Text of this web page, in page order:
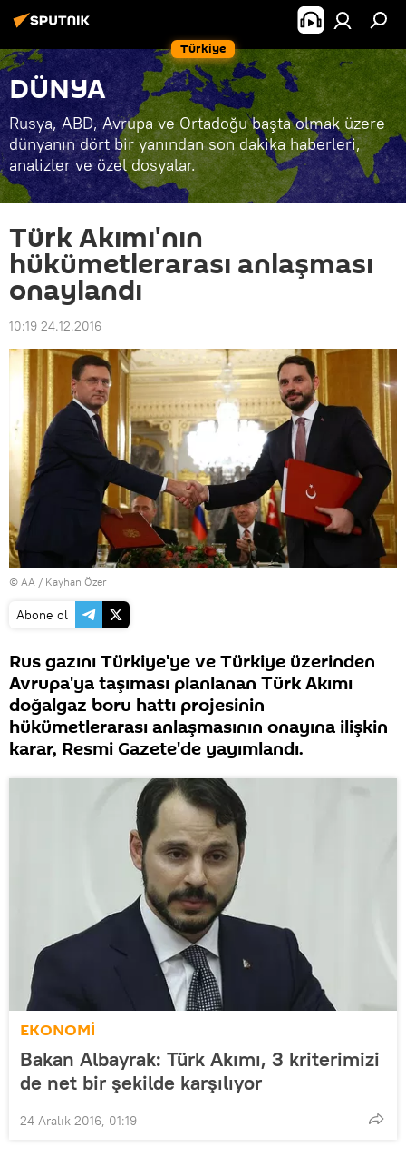
Türkiye
DÜNYA
Rusya, ABD, Avrupa ve Ortadoğu başta olmak üzere
dünyanın dört bir yanından son dakika haberleri,
analizler ve özel dosyalar.
Türk Akımı'nın
hükümetlerarası anlaşması
onaylandı
10:19 24.12.2016
© AA / Kayhan Özer
Abone ol
Rus gazını Türkiye'ye ve Türkiye üzerinden
Avrupa'ya taşıması planlanan Türk Akımı
doğalgaz boru hattı projesinin
hükümetlerarası anlaşmasının onayına ilişkin
karar, Resmi Gazete'de yayımlandı.
EKONOMİ
Bakan Albayrak: Türk Akımı, 3 kriterimizi
de net bir şekilde karşılıyor
24 Aralık 2016, 01:19